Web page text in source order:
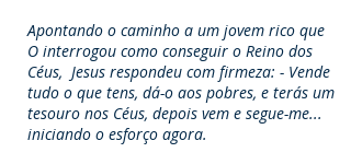
Apontando o caminho a um jovem rico que
O interrogou como conseguir o Reino dos
Céus, Jesus respondeu com firmeza: - Vende
tudo o que tens, dá-o aos pobres, e terás um
tesouro nos Céus, depois vem e segue-me...
iniciando o esforço agora.